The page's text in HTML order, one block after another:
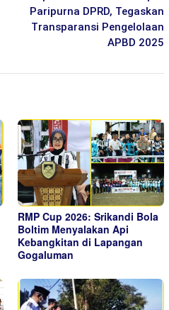
Paripurna DPRD, Tegaskan
Transparansi Pengelolaan
APBD 2025
RMP Cup 2026: Srikandi Bola
Boltim Menyalakan Api
Kebangkitan di Lapangan
Gogaluman